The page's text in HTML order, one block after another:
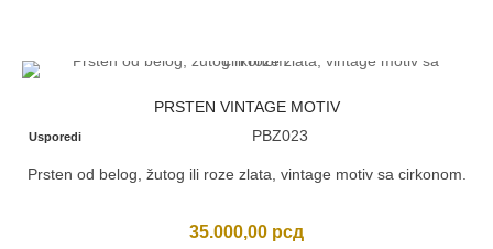
PRSTEN VINTAGE MOTIV
Usporedi PBZ023
Prsten od belog, žutog ili roze zlata, vintage motiv sa cirkonom.
35.000,00 рсд